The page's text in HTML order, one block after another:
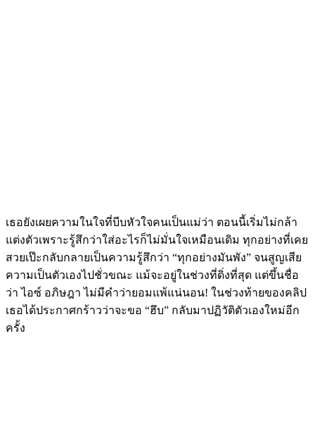
เธอยังเผยความในใจที่บีบหัวใจคนเป็นแม่ว่า ตอนนี้เริ่มไม่กล้า
แต่งตัวเพราะรู้สึกว่าใส่อะไรก็ไม่มั่นใจเหมือนเดิม ทุกอย่างที่เคย
สวยเป๊ะกลับกลายเป็นความรู้สึกว่า “ทุกอย่างมันพัง” จนสูญเสีย
ความเป็นตัวเองไปชั่วขณะ แม้จะอยู่ในช่วงที่ดิ่งที่สุด แต่ขึ้นชื่อ
ว่า ไอซ์ อภิษฎา ไม่มีคำว่ายอมแพ้แน่นอน! ในช่วงท้ายของคลิป
เธอได้ประกาศกร้าวว่าจะขอ “ฮึบ” กลับมาปฏิวัติตัวเองใหม่อีก
ครั้ง